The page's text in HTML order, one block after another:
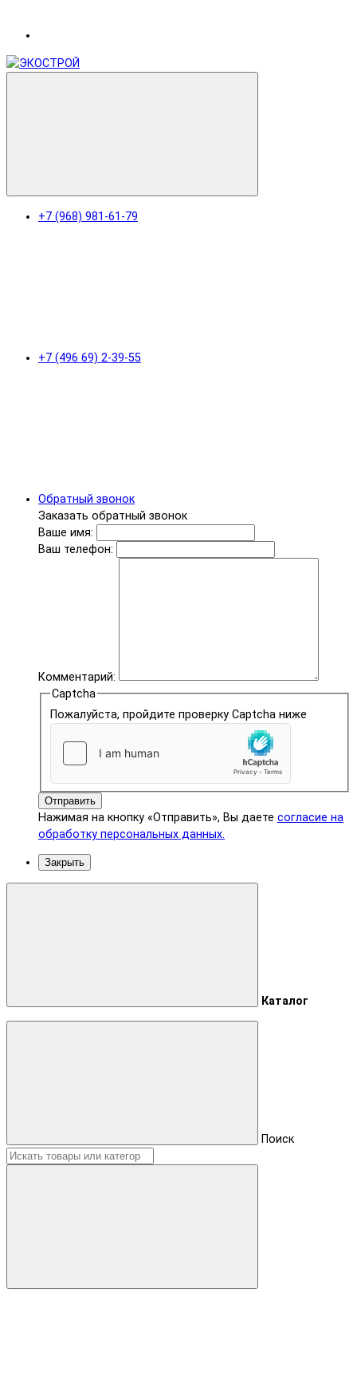
+7 (968) 981-61-79
+7 (496 69) 2-39-55
Обратный звонок
Заказать обратный звонок
Ваше имя:
Ваш телефон:
Комментарий:
Captcha
Пожалуйста, пройдите проверку Captcha ниже
Отправить
Нажимая на кнопку «Отправить», Вы даете согласие на
обработку персональных данных.
Закрыть
Каталог
Поиск